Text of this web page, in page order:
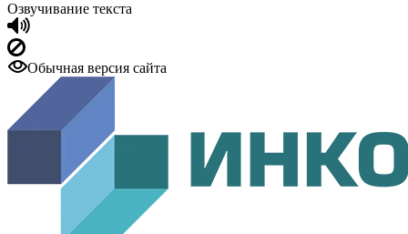
Озвучивание текста
Обычная версия сайта